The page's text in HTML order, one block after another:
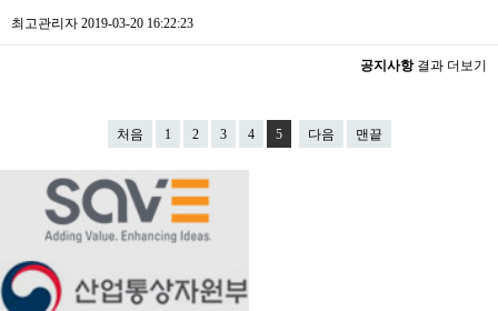
최고관리자 2019-03-20 16:22:23
공지사항결과 더보기
처음 1 2 3 4 5 다음 맨끝